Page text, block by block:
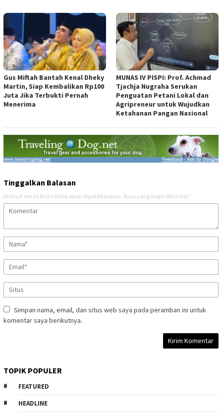
Gus Miftah Bantah Kenal Dheky
Martin, Siap Kembalikan Rp100
Juta Jika Terbukti Pernah
Menerima
MUNAS IV PISPI: Prof. Achmad
Tjachja Nugraha Serukan
Penguatan Petani Lokal dan
Agripreneur untuk Wujudkan
Ketahanan Pangan Nasional
Tinggalkan Balasan
Alamat email Anda tidak akan dipublikasikan. Ruas yang wajib ditandai *
Simpan nama, email, dan situs web saya pada peramban ini untuk
komentar saya berikutnya.
TOPIK POPULER
FEATURED
HEADLINE